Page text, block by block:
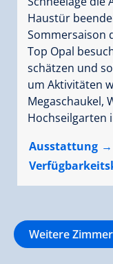
Haustür
Sommersaison
Top Opal
schätzen und
um Aktivitäten
Megaschaukel,
Hochseilgarten
Ausstattung
Weitere